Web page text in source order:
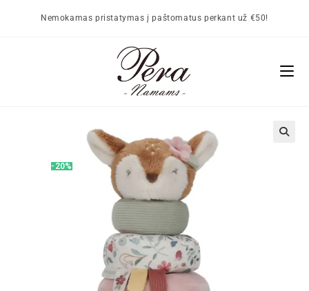
Nemokamas pristatymas į paštomatus perkant už €50!
-20%